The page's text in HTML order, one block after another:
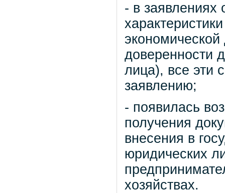
- в заявлениях
доверенности
лица), все эти
заявлению;
- появилась
получения
внесения в
юридических
хозяйствах.